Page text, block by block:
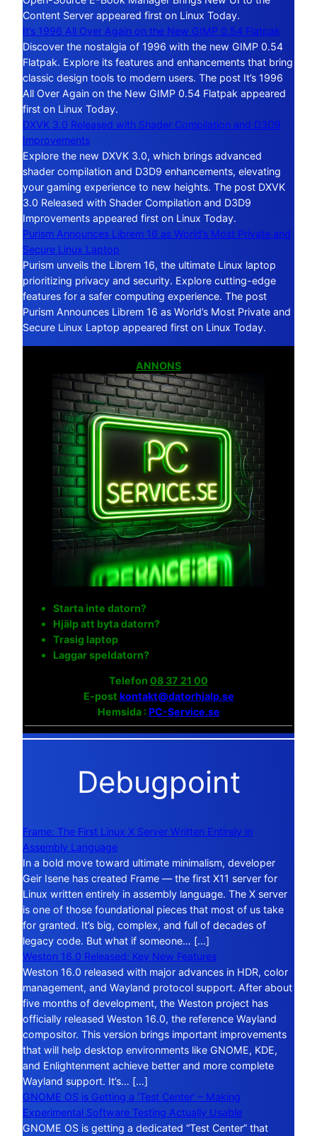
Content Server appeared first on Linux Today.
It’s 1996 All Over Again on the New GIMP 0.54 Flatpak
Discover the nostalgia of 1996 with the new GIMP 0.54
Flatpak. Explore its features and enhancements that bring
classic design tools to modern users. The post It’s 1996
All Over Again on the New GIMP 0.54 Flatpak appeared
first on Linux Today.
DXVK 3.0 Released with Shader Compilation and D3D9
Improvements
Explore the new DXVK 3.0, which brings advanced
shader compilation and D3D9 enhancements, elevating
your gaming experience to new heights. The post DXVK
3.0 Released with Shader Compilation and D3D9
Improvements appeared first on Linux Today.
Purism Announces Librem 16 as World’s Most Private and
Secure Linux Laptop
Purism unveils the Librem 16, the ultimate Linux laptop
prioritizing privacy and security. Explore cutting-edge
features for a safer computing experience. The post
Purism Announces Librem 16 as World’s Most Private and
Secure Linux Laptop appeared first on Linux Today.
ANNONS
Starta inte datorn?
Hjälp att byta datorn?
Trasig laptop
Laggar speldatorn?
Telefon 08 37 21 00
E-post kontakt@datorhjalp.se
Hemsida :PC-Service.se
Debugpoint
Frame: The First Linux X Server Written Entirely in
Assembly Language
In a bold move toward ultimate minimalism, developer
Geir Isene has created Frame — the first X11 server for
Linux written entirely in assembly language. The X server
is one of those foundational pieces that most of us take
for granted. It’s big, complex, and full of decades of
legacy code. But what if someone… […]
Weston 16.0 Released: Key New Features
Weston 16.0 released with major advances in HDR, color
management, and Wayland protocol support. After about
five months of development, the Weston project has
officially released Weston 16.0, the reference Wayland
compositor. This version brings important improvements
that will help desktop environments like GNOME, KDE,
and Enlightenment achieve better and more complete
Wayland support. It’s… […]
GNOME OS is Getting a ‘Test Center’ – Making
Experimental Software Testing Actually Usable
GNOME OS is getting a dedicated “Test Center” that